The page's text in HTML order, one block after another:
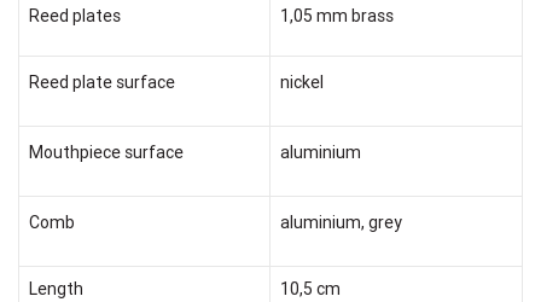
Reed plates 1,05 mm brass
Reed plate surface nickel
Mouthpiece surface aluminium
Comb aluminium, grey
Length 10,5 cm